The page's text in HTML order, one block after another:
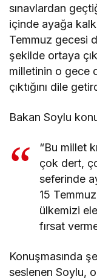
sınavlardan
içinde ayağa
Temmuz gecesi
şekilde ortaya
milletinin o gece
çıktığını dile
Bakan Soylu
“Bu millet
çok dert,
seferinde
15
ülkemizi
fırsat
Konuşmasında
seslenen Soylu,